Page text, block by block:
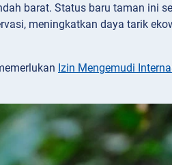
barat. Status baru taman ini
meningkatkan daya tarik
Izin Mengemudi